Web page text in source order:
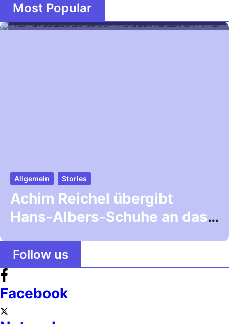
Most Popular
Allgemein Stories
Achim Reichel übergibt
Hans-Albers-Schuhe an das
Follow us
Facebook